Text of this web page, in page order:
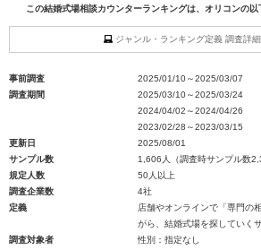
この結婚式場相談カウンターランキングは、オリコンの以
ジャンル・ランキング定義 調査詳
事前調査
2025/01/10～2025/03/07
調査期間
2025/03/10～2025/03/24
2024/04/02～2024/04/26
2023/02/28～2023/03/15
更新日
2025/08/01
サンプル数
1,606人（調査時サンプル数
規定人数
50人以上
調査企業数
4社
定義
店舗やオンラインで「専門の
がら、結婚式場を探していく
調査対象者
性別：指定なし